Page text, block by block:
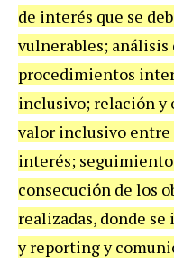
de interés que se
vulnerables; análisis
procedimientos
inclusivo; relación y
valor inclusivo entre
interés;
consecución de los
realizadas, donde
y reporting y